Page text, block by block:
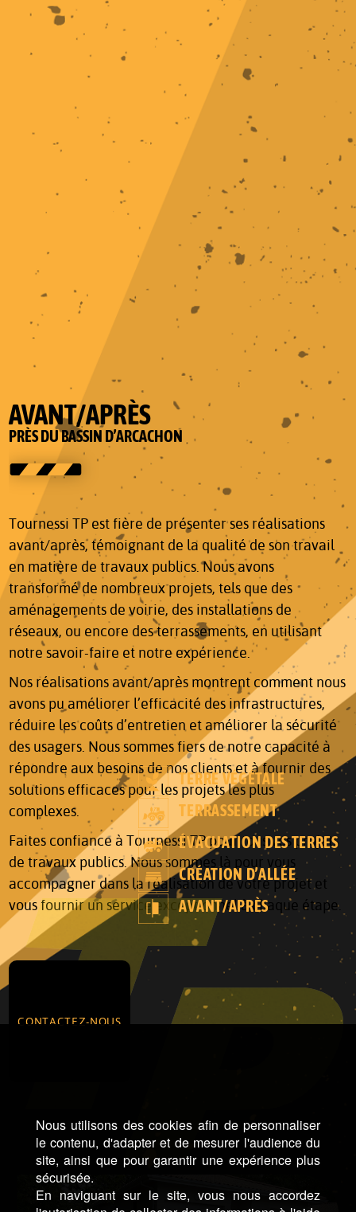
AVANT/APRÈS
PRÈS DU BASSIN D’ARCACHON
Tournessi TP est fière de présenter ses réalisations
avant/après, témoignant de la qualité de son travail
en matière de travaux publics. Nous avons
transformé de nombreux projets, tels que des
aménagements de voirie, des installations de
réseaux, ou encore des terrassements, en utilisant
notre savoir-faire et notre expérience.
Nos réalisations avant/après montrent comment nous
avons pu améliorer l’efficacité des infrastructures,
réduire les coûts d’entretien et améliorer la sécurité
des usagers. Nous sommes fiers de notre capacité à
répondre aux besoins de nos clients et à fournir des
solutions efficaces pour les projets les plus
complexes.
Faites confiance à Tournessi TP pour tous vos projets
de travaux publics. Nous sommes là pour vous
accompagner dans la réalisation de votre projet et
vous fournir un service exceptionnel à chaque étape.
CONTACTEZ-NOUS
TERRE VÉGÉTALE
TERRASSEMENT
ÉVACUATION DES TERRES
CRÉATION D’ALLÉE
AVANT/APRÈS
Nous utilisons des cookies afin de personnaliser
le contenu, d'adapter et de mesurer l'audience du
site, ainsi que pour garantir une expérience plus
sécurisée.
En naviguant sur le site, vous nous accordez